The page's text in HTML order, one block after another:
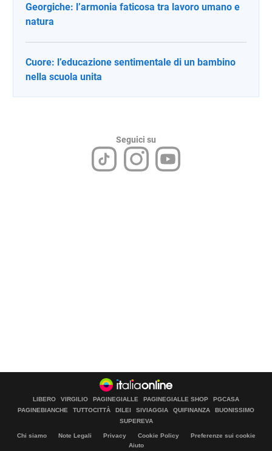
Georgiche: l’armonia faticosa tra lavoro umano e
natura
Cuore: l’educazione sentimentale di un bambino
nella scuola unita
Seguici su
LIBERO VIRGILIO PAGINEGIALLE PAGINEGIALLE SHOP
PGCASA
PAGINEBIANCHE
TUTTOCITTÀ DILEI SIVIAGGIA QUIFINANZA
BUONISSIMO
SUPEREVA
Chi siamo Note Legali Privacy Cookie Policy
Preferenze sui cookie
Aiuto